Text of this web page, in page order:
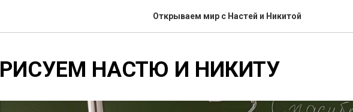
Открываем мир с Настей и Никитой
РИСУЕМ НАСТЮ И НИКИТУ